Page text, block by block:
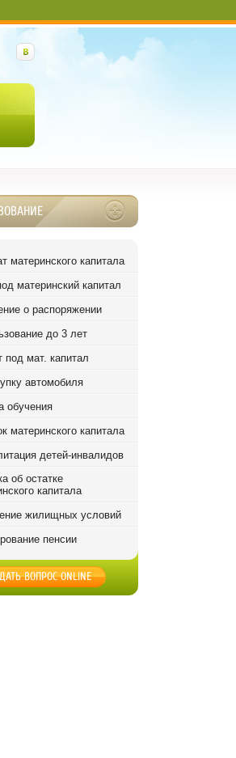
материнского капитала
материнский капитал
о распоряжении
до 3 лет
под мат. капитал
автомобиля
обучения
материнского капитала
детей-инвалидов
об остатке
капитала
жилищных условий
пенсии
ВОПРОС ONLINE